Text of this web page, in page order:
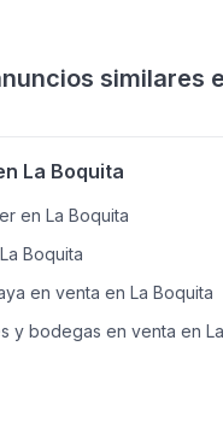
similares
La Boquita
en La Boquita
Boquita
en venta en La Boquita
y bodegas en venta en La